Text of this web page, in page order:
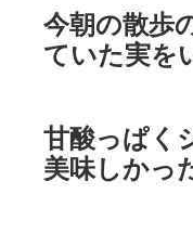
今朝の散歩
ていた実を
甘酸っぱく
美味しかっ